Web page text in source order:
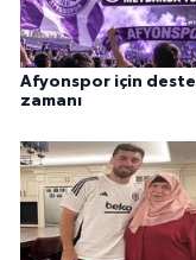
Afyonspor için
zamanı